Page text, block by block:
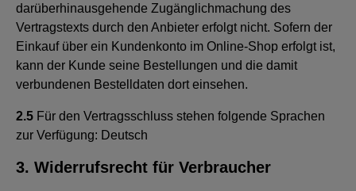
darüberhinausgehende Zugänglichmachung des
Vertragstexts durch den Anbieter erfolgt nicht. Sofern der
Einkauf über ein Kundenkonto im Online-Shop erfolgt ist,
kann der Kunde seine Bestellungen und die damit
verbundenen Bestelldaten dort einsehen.
2.5 Für den Vertragsschluss stehen folgende Sprachen
zur Verfügung: Deutsch
3. Widerrufsrecht für Verbraucher